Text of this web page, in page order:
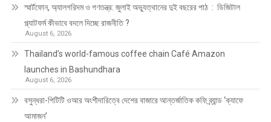
স্মার্টফোন, অ্যালগরিদম ও গণতন্ত্র: জুলাই অভ্যুত্থানের দুই বছরের পাঠ : ডিজিটাল
প্ল্যাটফর্ম কীভাবে বদলে দিচ্ছে রাজনীতি ?
August 6, 2026
Thailand’s world-famous coffee chain Café Amazon
launches in Bashundhara
August 6, 2026
বসুন্ধরা-পিটিটি ওআর অংশীদারিত্বে দেশের বাজারে আন্তর্জাতিক কফি ব্র্যান্ড ‘ক্যাফে
আমাজন’